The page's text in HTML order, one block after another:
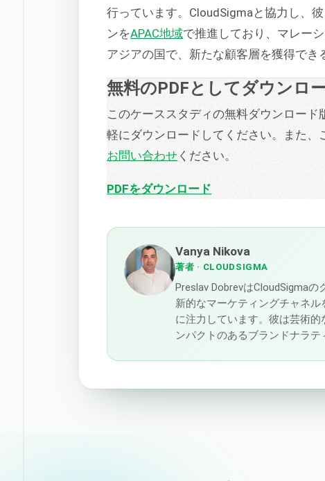
行っています。CloudSigmaと協力し、
ンをAPAC地域で推進しており、マレー
アジアの国で、新たな顧客層を獲得でき
無料のPDFとしてダウンロ
このケーススタディの無料ダウンロー
軽にダウンロードしてください。また、
お問い合わせ ください。
PDFをダウンロード
Vanya Nikova
著者 · CLOUDSIGMA
Preslav DobrevはCloudSigma
新的なマーケティングチャネ
に注力しています。彼は芸術
ンパクトのあるブランドナラテ